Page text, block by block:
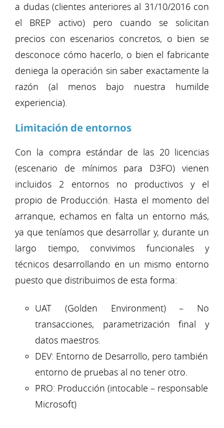
a dudas (clientes anteriores al 31/10/2016 con
el BREP activo) pero cuando se solicitan
precios con escenarios concretos, o bien se
desconoce cómo hacerlo, o bien el fabricante
deniega la operación sin saber exactamente la
razón (al menos bajo nuestra humilde
experiencia).
Limitación de entornos
Con la compra estándar de las 20 licencias
(escenario de mínimos para D3FO) vienen
incluidos 2 entornos no productivos y el
propio de Producción. Hasta el momento del
arranque, echamos en falta un entorno más,
ya que teníamos que desarrollar y, durante un
largo tiempo, convivimos funcionales y
técnicos desarrollando en un mismo entorno
puesto que distribuimos de esta forma:
UAT (Golden Environment) – No
transacciones, parametrización final y
datos maestros.
DEV: Entorno de Desarrollo, pero también
entorno de pruebas al no tener otro.
PRO: Producción (intocable – responsable
Microsoft)